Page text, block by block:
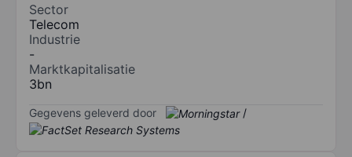
Sector
Telecom
Industrie
-
Marktkapitalisatie
3bn
Gegevens geleverd door /